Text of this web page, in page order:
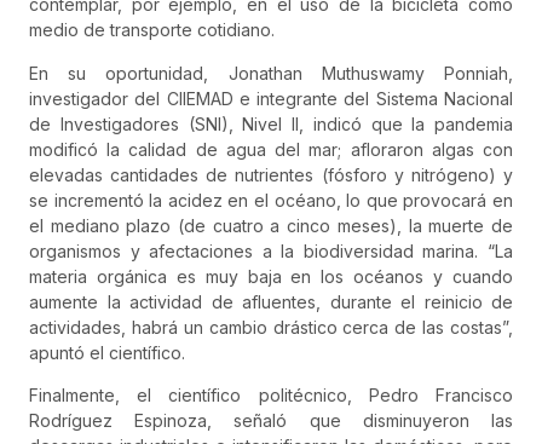
contemplar, por ejemplo, en el uso de la bicicleta como
medio de transporte cotidiano.
En su oportunidad, Jonathan Muthuswamy Ponniah,
investigador del CIIEMAD e integrante del Sistema Nacional
de Investigadores (SNI), Nivel II, indicó que la pandemia
modificó la calidad de agua del mar; afloraron algas con
elevadas cantidades de nutrientes (fósforo y nitrógeno) y
se incrementó la acidez en el océano, lo que provocará en
el mediano plazo (de cuatro a cinco meses), la muerte de
organismos y afectaciones a la biodiversidad marina. “La
materia orgánica es muy baja en los océanos y cuando
aumente la actividad de afluentes, durante el reinicio de
actividades, habrá un cambio drástico cerca de las costas”,
apuntó el científico.
Finalmente, el científico politécnico, Pedro Francisco
Rodríguez Espinoza, señaló que disminuyeron las